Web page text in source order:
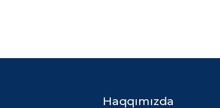
Haqqımızda